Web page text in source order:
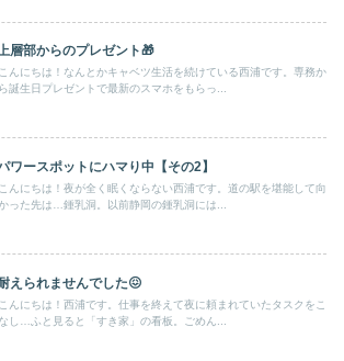
上層部からのプレゼント🎁
こんにちは！なんとかキャベツ生活を続けている西浦です。専務か
ら誕生日プレゼントで最新のスマホをもらっ...
ワースポットにハマり中【その2】
こんにちは！夜が全く眠くならない西浦です。道の駅を堪能して向
かった先は…鍾乳洞。以前静岡の鍾乳洞には...
えられませんでした😖
こんにちは！西浦です。仕事を終えて夜に頼まれていたタスクをこ
なし…ふと見ると「すき家」の看板。ごめん...